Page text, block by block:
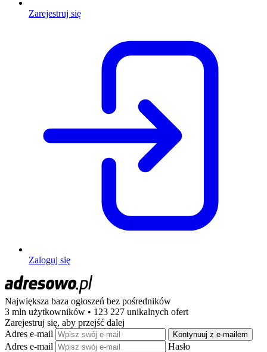
Zarejestruj się
Zaloguj się
Największa baza ogłoszeń bez pośredników
3 mln użytkowników • 123 227 unikalnych ofert
Zarejestruj się, aby przejść dalej
Adres e-mail
Kontynuuj z e-mailem
Adres e-mail Hasło